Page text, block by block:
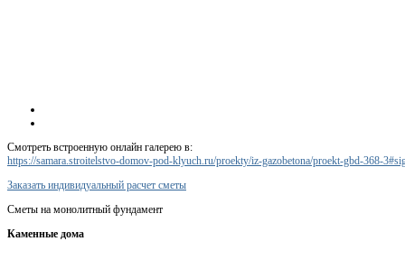
Смотреть встроенную онлайн галерею в:
https://samara.stroitelstvo-domov-pod-klyuch.ru/proekty/iz-gazobetona/proekt-gbd-368-
Заказать индивидуальный расчет сметы
Сметы на монолитный фундамент
Каменные дома